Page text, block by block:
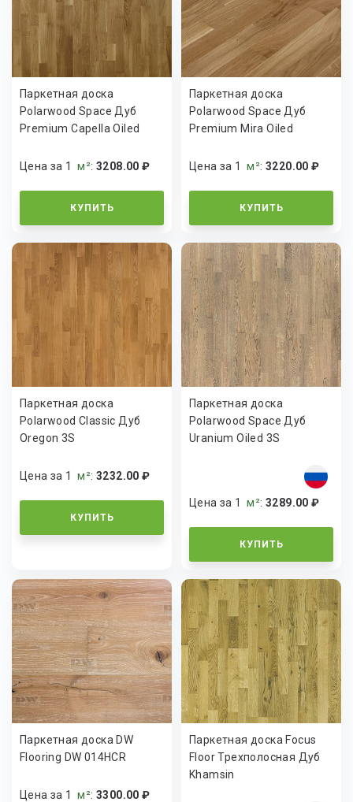
Паркетная доска
Polarwood Space Дуб
Premium Capella Oiled
Цена за 1м²:3208.00 ₽
КУПИТЬ
Паркетная доска
Polarwood Space Дуб
Premium Mira Oiled
Цена за 1м²:3220.00 ₽
КУПИТЬ
Паркетная доска
Polarwood Classic Дуб
Oregon 3S
Цена за 1м²:3232.00 ₽
КУПИТЬ
Паркетная доска
Polarwood Space Дуб
Uranium Oiled 3S
Цена за 1м²:3289.00 ₽
КУПИТЬ
Паркетная доска DW
Flooring DW 014HCR
Цена за 1м²:3300.00 ₽
Паркетная доска Focus
Floor Трехполосная Дуб
Khamsin